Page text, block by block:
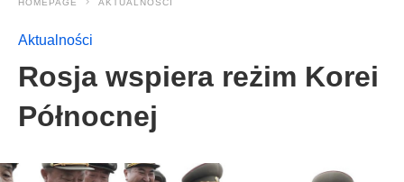
HOMEPAGE AKTUALNOŚCI
Aktualności
Rosja wspiera reżim Korei
Północnej